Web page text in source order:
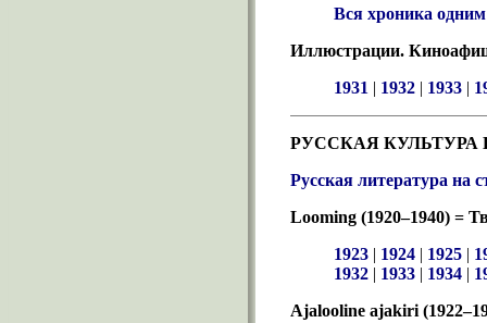
Вся хроника
Иллюстрации.
1931 | 1932 | 1933 |
РУССКАЯ КУЛЬТУРА
Русская литература на
Looming (1920–1940) =
1923 | 1924 | 1925 |
1932 | 1933 | 1934 |
Ajalooline ajakiri